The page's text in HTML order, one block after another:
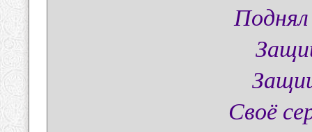
Поднял
Своё